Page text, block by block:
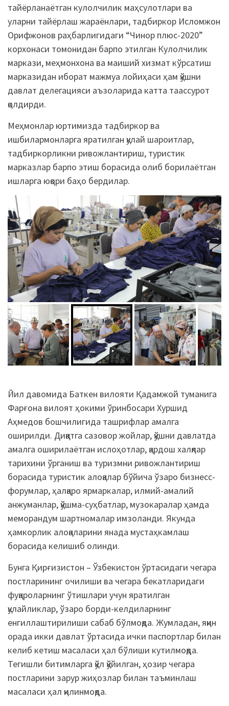
тайёрланаётган кулолчилик маҳсулотлари ва
уларни тайёрлаш жараёнлари, тадбиркор Исломжон
Орифжонов раҳбарлигидаги “Чинор плюс-2020”
корхонаси томонидан барпо этилган Кулолчилик
маркази, меҳмонхона ва маиший хизмат кўрсатиш
марказидан иборат мажмуа лойиҳаси ҳам қўшни
давлат делегацияси аъзоларида катта таассурот
қолдирди.
Меҳмонлар юртимизда тадбиркор ва
ишбилармонларга яратилган қулай шароитлар,
тадбиркорликни ривожлантириш, туристик
марказлар барпо этиш борасида олиб борилаётган
ишларга юқори баҳо бердилар.
Йил давомида Баткен вилояти Қадамжой туманига
Фарғона вилоят ҳокими ўринбосари Хуршид
Аҳмедов бошчилигида ташрифлар амалга
оширилди. Диққатга сазовор жойлар, қўшни давлатда
амалга оширилаётган ислоҳотлар, қардош халқлар
тарихини ўрганиш ва туризмни ривожлантириш
борасида туристик алоқалар бўйича ўзаро бизнесс-
форумлар, ҳалқаро ярмаркалар, илмий-амалий
анжуманлар, қўшма-суҳбатлар, музокаралар ҳамда
меморандум шартномалар имзоланди. Якунда
ҳамкорлик алоқаларини янада мустаҳкамлаш
борасида келишиб олинди.
Бунга Қирғизистон – Ўзбекистон ўртасидаги чегара
постларининг очилиши ва чегара бекатларидаги
фуқароларнинг ўтишлари учун яратилган
қулайликлар, ўзаро борди-келдиларнинг
енгиллаштирилиши сабаб бўлмоқда. Жумладан, яқин
орада икки давлат ўртасида ички паспортлар билан
келиб кетиш масаласи ҳал бўлиши кутилмоқда.
Тегишли битимларга қўл қўйилган, ҳозир чегара
постларини зарур жиҳозлар билан таъминлаш
масаласи ҳал қилинмоқда.